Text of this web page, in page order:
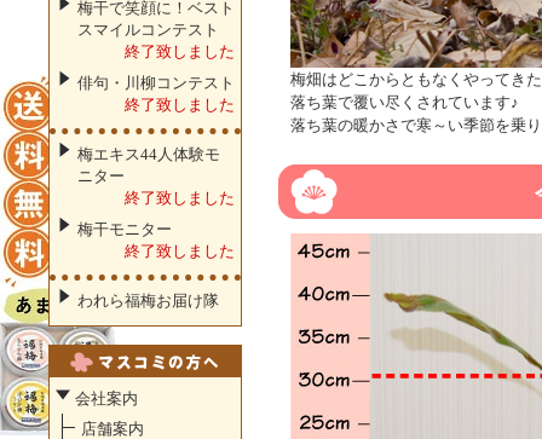
梅干で笑顔に！ベスト
スマイルコンテスト
終了致しました
俳句・川柳コンテスト
終了致しました
梅エキス44人体験モ
ニター
終了致しました
梅干モニター
終了致しました
われら福梅お届け隊
会社案内
店舗案内
梅畑はどこからともなくやってき
落ち葉で覆い尽くされています♪
落ち葉の暖かさで寒～い季節を乗